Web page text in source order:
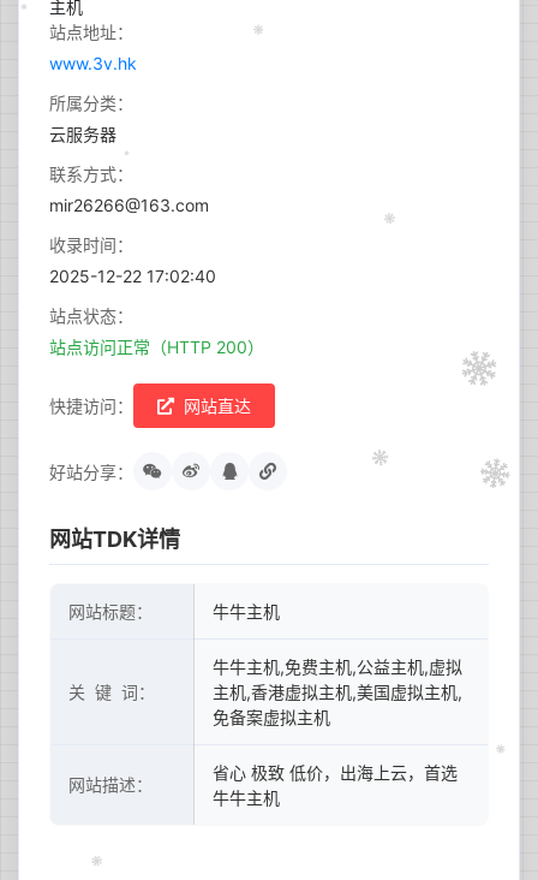
站点地址：
www.3v.hk
所属分类：
云服务器
联系方式：
mir26266@163.com
收录时间：
2025-12-22 17:02:40
站点状态：
站点访问正常（HTTP 200）
快捷访问： 网站直达
好站分享：
网站TDK详情
网站标题： 牛牛主机
关 键 词：
牛牛主机,免费主机,公益主机,虚拟
主机,香港虚拟主机,美国虚拟主机,
免备案虚拟主机
网站描述：
省心 极致 低价，出海上云，首选
牛牛主机